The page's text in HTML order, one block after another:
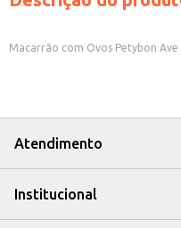
Macarrão com Ovos Petybon Ave
Atendimento
Institucional